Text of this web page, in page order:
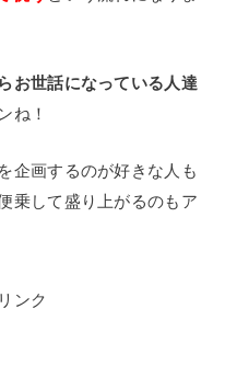
お世話になっている人達
ね！
企画するのが好きな人も
乗して盛り上がるのもア
ンク